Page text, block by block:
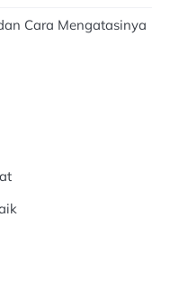
Cara Mengatasinya